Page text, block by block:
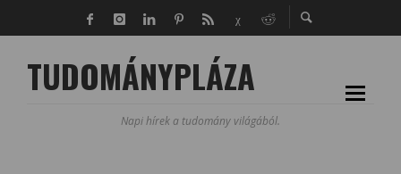
TUDOMÁNYPLÁZA
Napi hírek a tudomány világából.